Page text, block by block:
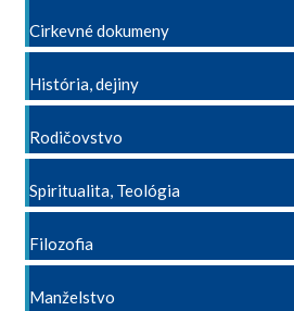
Cirkevné dokumeny
História, dejiny
Rodičovstvo
Spiritualita, Teológia
Filozofia
Manželstvo